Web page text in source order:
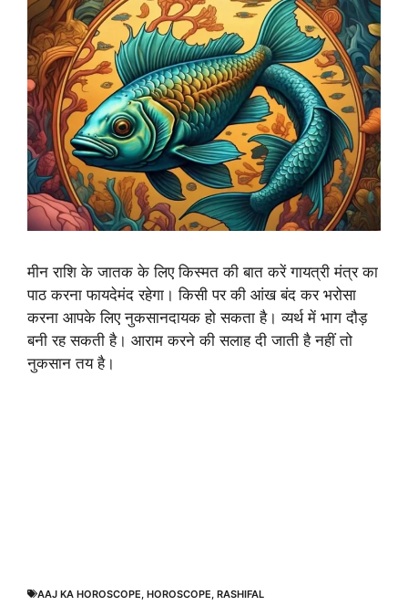
मीन राशि के जातक के लिए किस्मत की बात करें गायत्री मंत्र का
पाठ करना फायदेमंद रहेगा। किसी पर की आंख बंद कर भरोसा
करना आपके लिए नुकसानदायक हो सकता है। व्यर्थ में भाग दौड़
बनी रह सकती है। आराम करने की सलाह दी जाती है नहीं तो
नुकसान तय है।
AAJ KA HOROSCOPE HOROSCOPE RASHIFAL